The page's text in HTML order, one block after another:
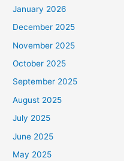
January 2026
December 2025
November 2025
October 2025
September 2025
August 2025
July 2025
June 2025
May 2025